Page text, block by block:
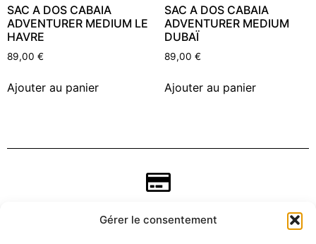
Gérer le consentement
SAC A DOS CABAIA
ADVENTURER MEDIUM LE
HAVRE
89,00 €
Ajouter au panier
SAC A DOS CABAIA
ADVENTURER MEDIUM
DUBAÏ
89,00 €
Ajouter au panier